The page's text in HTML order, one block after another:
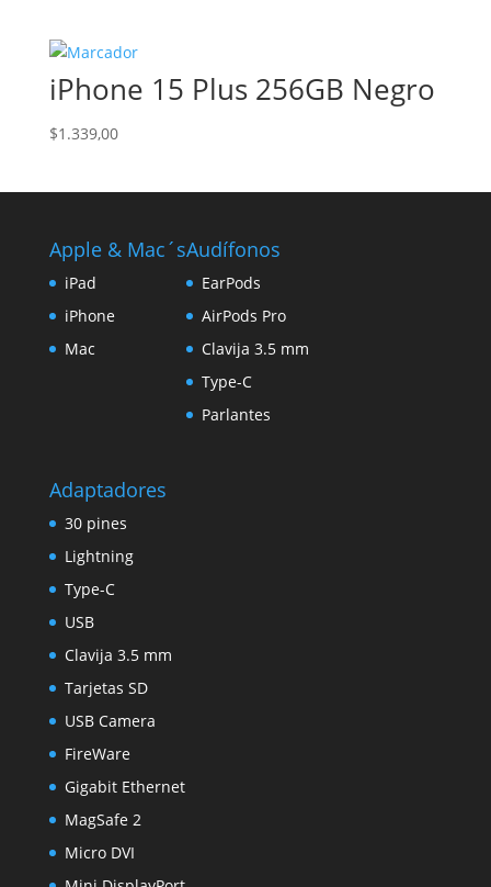
iPhone 15 Plus 256GB Negro
$1.339,00
Apple & Mac´s
iPad
iPhone
Mac
Audífonos
EarPods
AirPods Pro
Clavija 3.5 mm
Type-C
Parlantes
Adaptadores
30 pines
Lightning
Type-C
USB
Clavija 3.5 mm
Tarjetas SD
USB Camera
FireWare
Gigabit Ethernet
MagSafe 2
Micro DVI